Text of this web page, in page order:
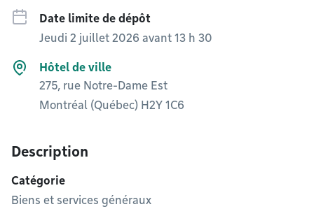
Date limite de dépôt
Jeudi 2 juillet 2026 avant 13 h 30
Hôtel de ville
275, rue Notre-Dame Est
Montréal (Québec) H2Y 1C6
Description
Catégorie
Biens et services généraux